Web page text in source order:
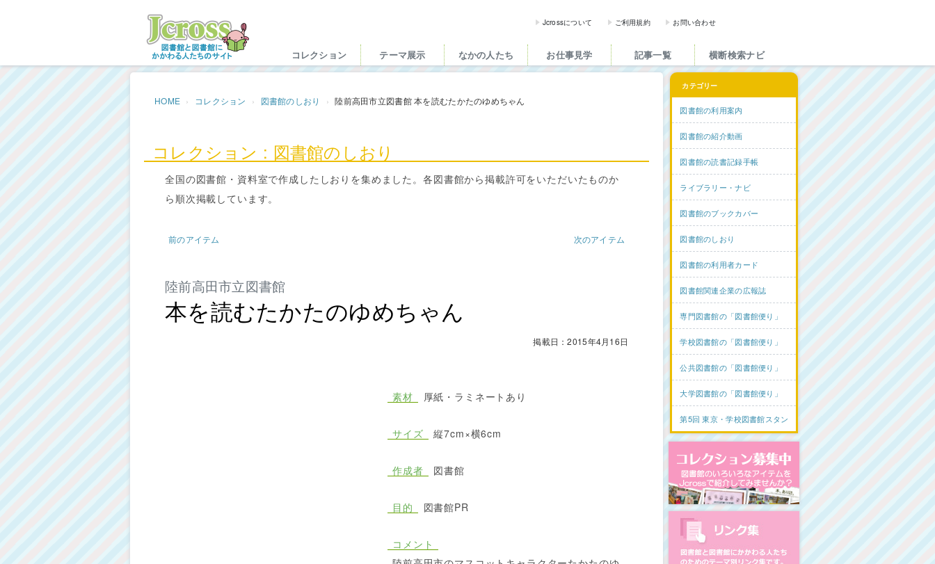
Jcross（ジェイクロス）| 図書館と図書館にかかわる人た
Jcrossについて ご利用規約 お問い合わせ
コレクション テーマ展示 なかの人たち お仕事見学 記事一覧 横断検索ナビ
HOME コレクション 図書館のしおり 陸前高田市立図書館 本を読むたかたのゆめちゃん
コレクション : 図書館のしおり
全国の図書館・資料室で作成したしおりを集めました。各図書館から掲載許可をいただいたものか
ら順次掲載しています。
前のアイテム 次のアイテム
陸前高田市立図書館
本を読むたかたのゆめちゃん
掲載日：2015年4月16日
素材 厚紙・ラミネートあり
サイズ 縦7cm×横6cm
作成者 図書館
目的 図書館PR
コメント
カテゴリー
図書館の利用案内
図書館の紹介動画
図書館の読書記録手帳
ライブラリー・ナビ
図書館のブックカバー
図書館のしおり
図書館の利用者カード
図書館関連企業の広報誌
専門図書館の「図書館便り」
学校図書館の「図書館便り」
公共図書館の「図書館便り」
大学図書館の「図書館便り」
第5回 東京・学校図書館スタンプラリー
コレクション募集中
図書館リンク集